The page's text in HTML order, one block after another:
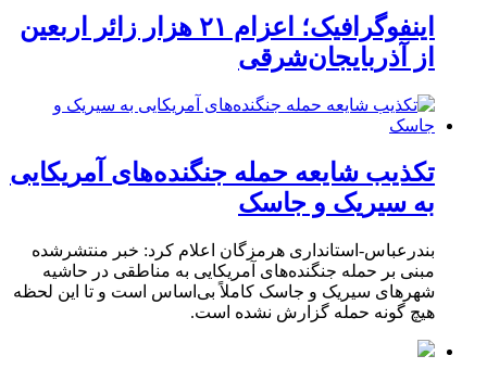
اینفوگرافیک؛ اعزام ۲۱ هزار زائر اربعین
از آذربایجان‌شرقی
تکذیب شایعه حمله جنگنده‌های آمریکایی
به سیریک و جاسک
بندرعباس-استانداری هرمزگان اعلام کرد: خبر منتشرشده
مبنی بر حمله جنگنده‌های آمریکایی به مناطقی در حاشیه
شهرهای سیریک و جاسک کاملاً بی‌اساس است و تا این لحظه
هیچ گونه حمله گزارش نشده است.